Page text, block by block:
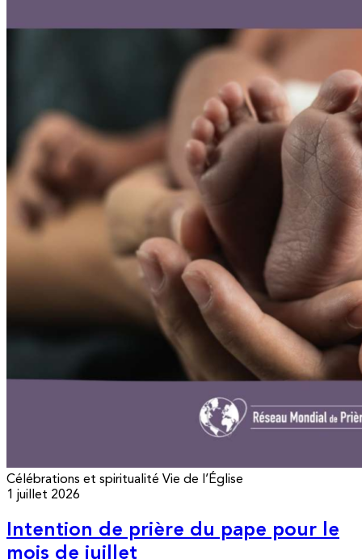
Célébrations et spiritualité Vie de l’Église
1 juillet 2026
Intention de prière du pape pour le
mois de juillet